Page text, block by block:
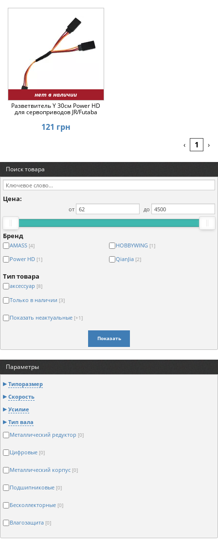
нет в наличии
Разветвитель Y 30см Power HD
для сервоприводов JR/Futaba
121 грн
‹ 1 ›
Поиск товара
Цена:
от до
Бренд
AMASS [4] HOBBYWING [1]
Power HD [1] QianJia [2]
Тип товара
аксессуар [8]
Только в наличии [3]
Показать неактуальные [+1]
Показать
Параметры
Типоразмер
Скорость
Усилие
Тип вала
Металлический редуктор [0]
Цифровые [0]
Металлический корпус [0]
Подшипниковые [0]
Бесколлекторные [0]
Влагозащита [0]